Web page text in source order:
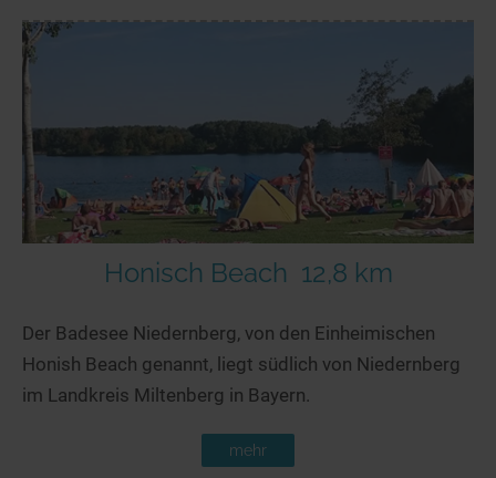
Honisch Beach 12,8 km
Der Badesee Niedernberg, von den Einheimischen
Honish Beach genannt, liegt südlich von Niedernberg
im Landkreis Miltenberg in Bayern.
mehr